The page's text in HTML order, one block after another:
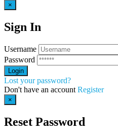
×
Sign In
Username
Password
Lost your password?
Don't have an account Register
×
Reset Password